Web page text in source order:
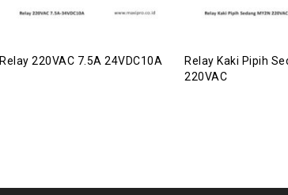
Relay 220VAC 7.5A 24VDC10A
Relay Kaki Pipih
220VAC